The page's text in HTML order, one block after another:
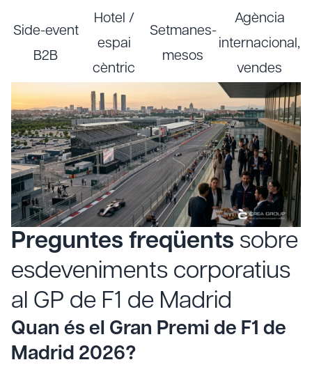
Side-event
B2B
Hotel /
espai
cèntric
Setmanes-
mesos
Agència
internacional,
vendes
Preguntes freqüents sobre
esdeveniments corporatius
al GP de F1 de Madrid
Quan és el Gran Premi de F1 de
Madrid 2026?